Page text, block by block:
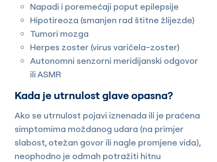
Napadi i poremećaji poput epilepsije
Hipotireoza (smanjen rad štitne žlijezde)
Tumori mozga
Herpes zoster (virus varičela-zoster)
Autonomni senzorni meridijanski odgovor
ili ASMR
Kada je utrnulost glave opasna?
Ako se utrnulost pojavi iznenada ili je praćena
simptomima moždanog udara (na primjer
slabost, otežan govor ili nagle promjene vida),
neophodno je odmah potražiti hitnu